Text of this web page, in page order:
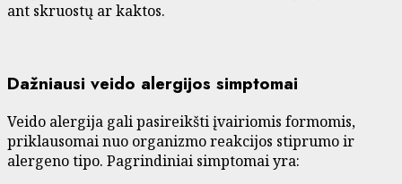
ant skruostų ar kaktos.
Dažniausi veido alergijos simptomai
Veido alergija gali pasireikšti įvairiomis formomis,
priklausomai nuo organizmo reakcijos stiprumo ir
alergeno tipo. Pagrindiniai simptomai yra: